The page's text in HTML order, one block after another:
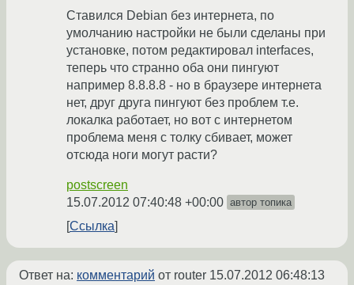
Ставился Debian без интернета, по
умолчанию настройки не были сделаны при
установке, потом редактировал interfaces,
теперь что странно оба они пингуют
например 8.8.8.8 - но в браузере интернета
нет, друг друга пингуют без проблем т.е.
локалка работает, но вот с интернетом
проблема меня с толку сбивает, может
отсюда ноги могут расти?
postscreen
15.07.2012 07:40:48 +00:00 автор топика
Ссылка
Ответ на: комментарий от router 15.07.2012 06:48:13